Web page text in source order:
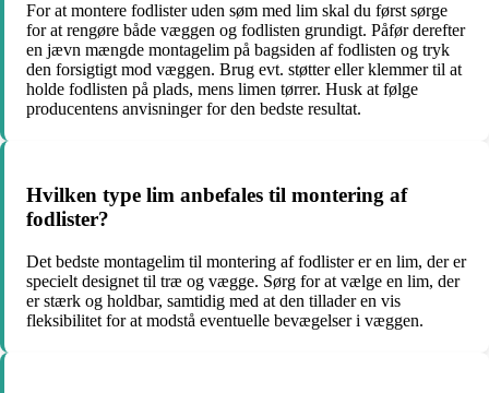
For at montere fodlister uden søm med lim skal du først sørge
for at rengøre både væggen og fodlisten grundigt. Påfør derefter
en jævn mængde montagelim på bagsiden af fodlisten og tryk
den forsigtigt mod væggen. Brug evt. støtter eller klemmer til at
holde fodlisten på plads, mens limen tørrer. Husk at følge
producentens anvisninger for den bedste resultat.
Hvilken type lim anbefales til montering af
fodlister?
Det bedste montagelim til montering af fodlister er en lim, der er
specielt designet til træ og vægge. Sørg for at vælge en lim, der
er stærk og holdbar, samtidig med at den tillader en vis
fleksibilitet for at modstå eventuelle bevægelser i væggen.